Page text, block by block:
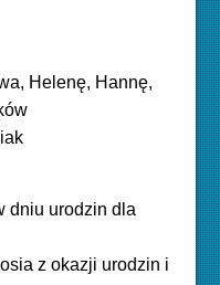
Helenę, Hannę,
dniu urodzin dla
z okazji urodzin i